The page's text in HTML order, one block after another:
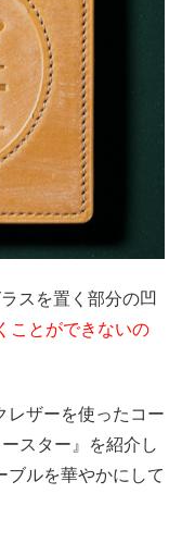
スを置く部分の凹
ことができないの
レザーを使ったコー
スター』を紹介し
ブルを華やかにして